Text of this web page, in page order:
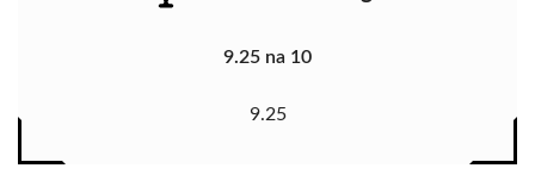
9.25 na 10
9.25